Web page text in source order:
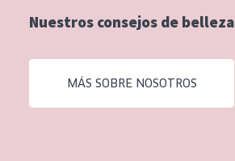
Todas las edades
Edad: de 35 a 55
Nuestros consejos de belleza
MÁS SOBRE NOSOTROS